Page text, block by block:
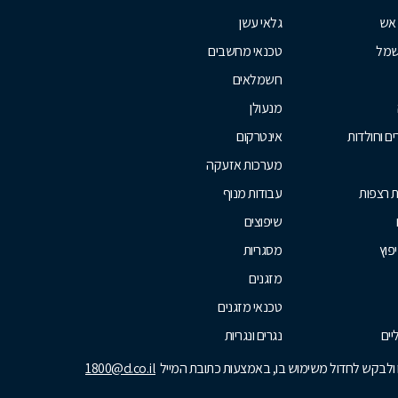
אש
וחולדות
רצפות
גלאי עשן
טכנאי מחשבים
חשמלאים
מנעולן
אינטרקום
מערכות אזעקה
עבודות מנוף
שיפוצים
מסגריות
מזגנים
טכנאי מזגנים
נגרים ונגריות
ולבקש לחדול משימוש בו, באמצעות כתובת המייל 1800@d.co.il